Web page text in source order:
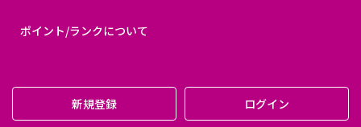
ポイント/ランクについて
新規登録 ログイン